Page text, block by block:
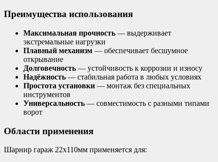
Преимущества использования
Максимальная прочность — выдерживает
экстремальные нагрузки
Плавный механизм — обеспечивает бесшумное
открывание
Долговечность — устойчивость к коррозии и износу
Надёжность — стабильная работа в любых условиях
Простота установки — монтаж без специальных
инструментов
Универсальность — совместимость с разными типами
ворот
Области применения
Шарнир гараж 22х110мм применяется для: